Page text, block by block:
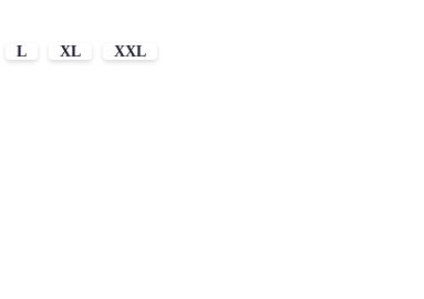
L XL
XXL